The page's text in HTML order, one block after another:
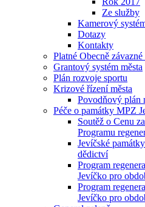
Ze služby
Kamerový
Dotazy
Kontakty
Platné Obecně
Grantový systém města
Plán rozvoje sportu
Krizové řízení města
Povodňový plán
Péče o památky MPZ
Soutěž o Cenu
Programu
Jevíčské
dědictví
Program
Jevíčko pro
Program
Jevíčko pro